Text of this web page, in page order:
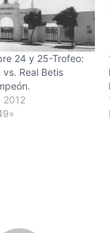
24 y 25-Trofeo:
vs. Real Betis
2012